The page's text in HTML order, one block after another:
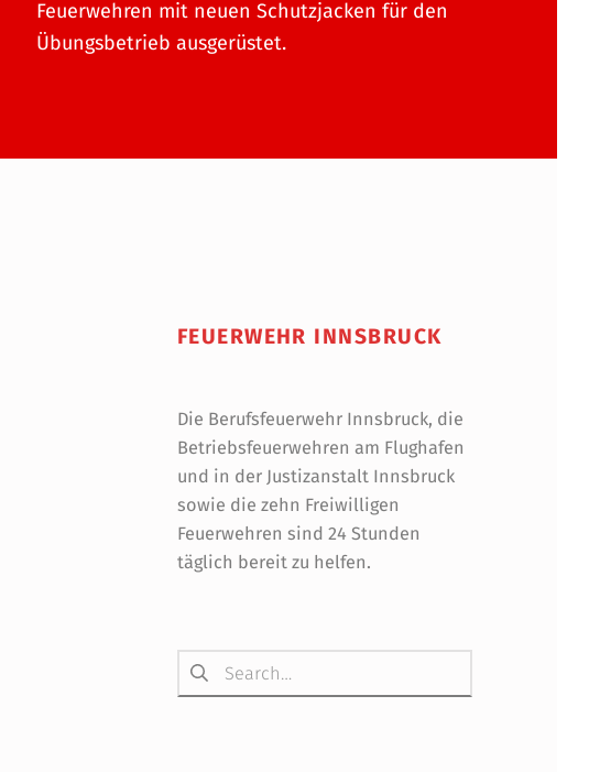
Feuerwehren mit neuen Schutzjacken für den
Übungsbetrieb ausgerüstet.
FEUERWEHR INNSBRUCK
Die Berufsfeuerwehr Innsbruck, die
Betriebsfeuerwehren am Flughafen
und in der Justizanstalt Innsbruck
sowie die zehn Freiwilligen
Feuerwehren sind 24 Stunden
täglich bereit zu helfen.
Suchen nach: